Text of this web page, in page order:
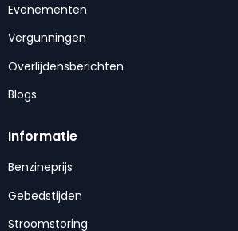
Evenementen
Vergunningen
Overlijdensberichten
Blogs
Informatie
Benzineprijs
Gebedstijden
Stroomstoring